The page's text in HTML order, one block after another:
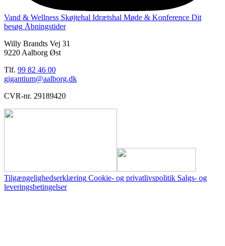
Vand & Wellness Skøjtehal Idrætshal Møde & Konference Dit
besøg Åbningstider
Willy Brandts Vej 31
9220 Aalborg Øst
Tlf. 99 82 46 00
gigantium@aalborg.dk
CVR-nr. 29189420
Tilgængelighedserklæring Cookie- og privatlivspolitik Salgs- og
leveringsbetingelser